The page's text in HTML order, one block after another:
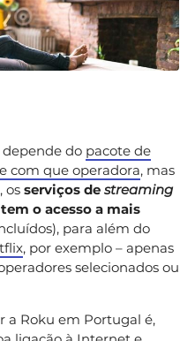
depende do pacote de
com que operadora, mas
os serviços de streaming
o acesso a mais
para além do
, por exemplo – apenas
selecionados ou
a Roku em Portugal é,